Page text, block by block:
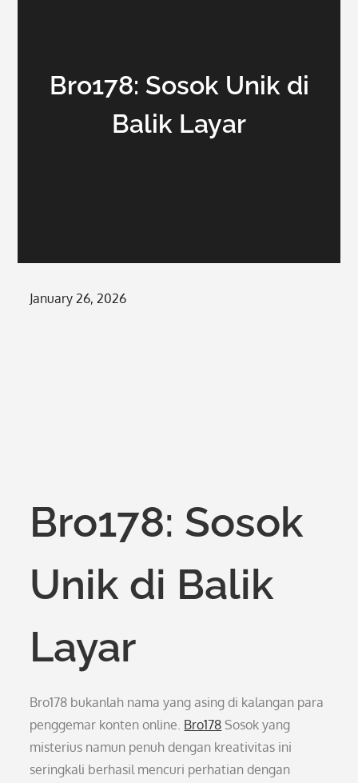
Bro178: Sosok Unik di
Balik Layar
Posted
January 26, 2026
Bro178: Sosok
Unik di Balik
Layar
Bro178 bukanlah nama yang asing di kalangan para
penggemar konten online. Bro178 Sosok yang
misterius namun penuh dengan kreativitas ini
seringkali berhasil mencuri perhatian dengan